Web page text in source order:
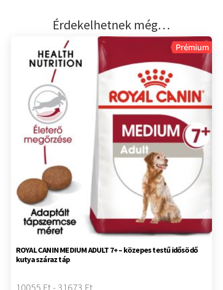
Érdekelhetnek még…
Prémium
ROYAL CANIN MEDIUM ADULT 7+ – közepes testű idősödő
kutya száraz táp
10055 Ft - 31673 Ft